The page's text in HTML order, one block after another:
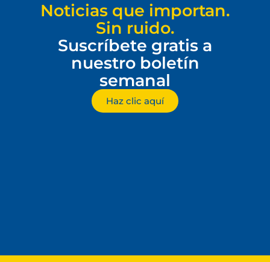
Noticias que importan.
Sin ruido.
Suscríbete gratis a
nuestro boletín
semanal
Haz clic aquí